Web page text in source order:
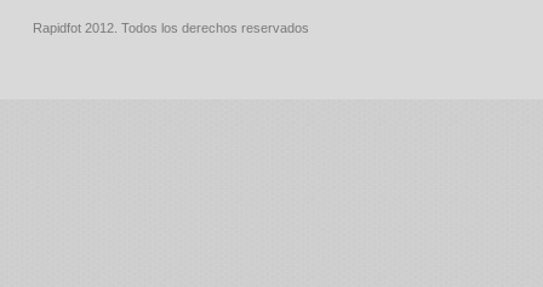
Rapidfot 2012. Todos los derechos reservados